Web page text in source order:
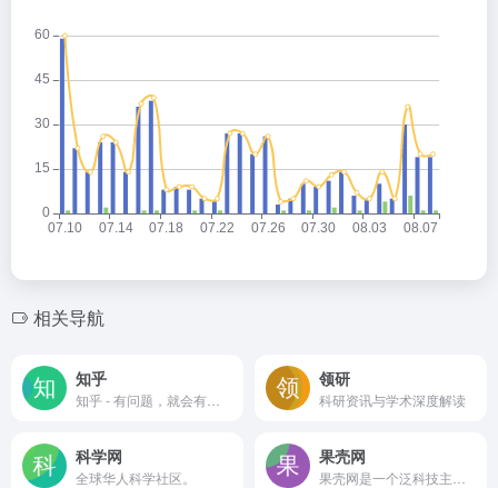
相关导航
知乎 领研
科研资讯与学术深度解读
科学网
全球华人科学社区。
果壳网